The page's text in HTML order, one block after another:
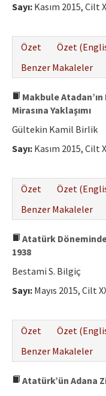
Sayı: Kasım 2015, Cilt
Özet
Özet
Benzer Makaleler
Makbule
Mirasına Yaklaşımı
Gültekin Kamil Birlik
Sayı: Kasım 2015, Cilt
Özet
Özet
Benzer Makaleler
Atatürk
1938
Bestami S. Bilgiç
Sayı: Mayıs 2015, Cilt
Özet
Özet
Benzer Makaleler
Atatürk’ün Adana